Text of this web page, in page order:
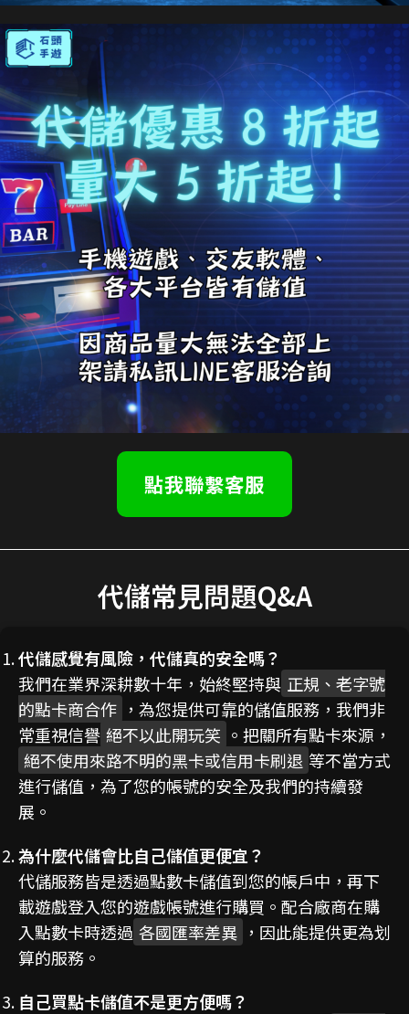
點我聯繫客服
代儲常見問題Q&A
代儲感覺有風險，代儲真的安全嗎？
我們在業界深耕數十年，始終堅持與 正規、老字號
的點卡商合作 ，為您提供可靠的儲值服務，我們非
常重視信譽 絕不以此開玩笑 。把關所有點卡來源，
絕不使用來路不明的黑卡或信用卡刷退 等不當方式
進行儲值，為了您的帳號的安全及我們的持續發
展。
為什麼代儲會比自己儲值更便宜？
代儲服務皆是透過點數卡儲值到您的帳戶中，再下
載遊戲登入您的遊戲帳號進行購買。配合廠商在購
入點數卡時透過 各國匯率差異 ，因此能提供更為划
算的服務。
自己買點卡儲值不是更方便嗎？